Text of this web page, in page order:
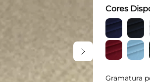
Cores
Gramatura